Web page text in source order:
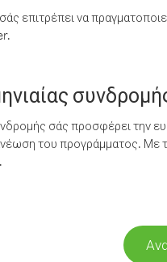
επιτρέπει να
σάς προσφέρει την
του προγράμματος. Με